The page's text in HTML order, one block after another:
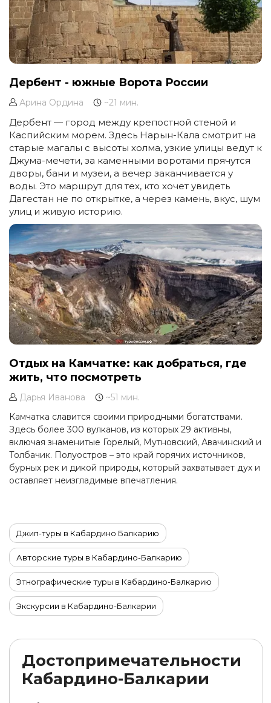
Дербент - южные Ворота России
Арина Ордина ~21 мин.
Дербент — город между крепостной стеной и
Каспийским морем. Здесь Нарын-Кала смотрит на
старые магалы с высоты холма, узкие улицы ведут к
Джума-мечети, за каменными воротами прячутся
дворы, бани и музеи, а вечер заканчивается у
воды. Это маршрут для тех, кто хочет увидеть
Дагестан не по открытке, а через камень, вкус, шум
улиц и живую историю.
Отдых на Камчатке: как добраться, где
жить, что посмотреть
Дарья Иванова
~51 мин.
Камчатка славится своими природными богатствами.
Здесь более 300 вулканов, из которых 29 активны,
включая знаменитые Горелый, Мутновский, Авачинский и
Толбачик. Полуостров – это край горячих источников,
бурных рек и дикой природы, который захватывает дух и
оставляет неизгладимые впечатления.
Джип-туры в Кабардино Балкарию
Авторские туры в Кабардино-Балкарию
Этнографические туры в Кабардино-Балкарию
Экскурсии в Кабардино-Балкарии
Туры на машине в Кабардино-Балкарии
Корпоративные туры в Кабардино Балкарию
Достопримечательности
Кабардино-Балкарии